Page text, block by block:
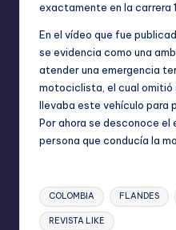
exactamente en la carrera
En el vídeo que fue
se evidencia como una
atender una emergencia
motociclista, el cual omitió
llevaba este vehículo para
Por ahora se desconoce el
persona que conducía la
Etiquetas:
COLOMBIA FLANDES
REVISTA LIKE